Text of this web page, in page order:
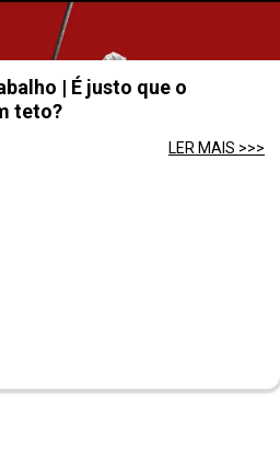
| É justo que o
teto?
LER MAIS >>>